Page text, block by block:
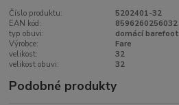
Číslo produktu:
5202401-32
EAN kód:
8596260256032
typ obuvi:
domácí barefoot
Výrobce:
Fare
velikost:
32
velikost obuvi:
32
Podobné produkty